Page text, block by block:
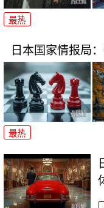
最热
日本国家情报局
最热